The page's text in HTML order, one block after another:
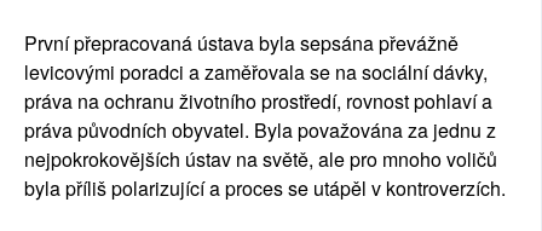
První přepracovaná ústava byla sepsána převážně
levicovými poradci a zaměřovala se na sociální dávky,
práva na ochranu životního prostředí, rovnost pohlaví a
práva původních obyvatel. Byla považována za jednu z
nejpokrokovějších ústav na světě, ale pro mnoho voličů
byla příliš polarizující a proces se utápěl v kontroverzích.